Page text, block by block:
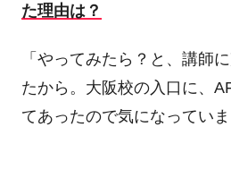
た理由は？
「やってみたら？と、講師
たから。大阪校の入口に、
てあったので気になっていま